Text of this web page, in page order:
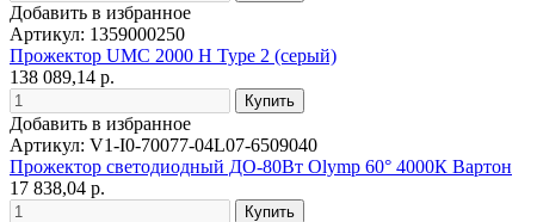
Добавить в избранное
Артикул: 1359000250
Прожектор UMC 2000 H Type 2 (серый)
138 089,14 р.
Добавить в избранное
Артикул: V1-I0-70077-04L07-6509040
Прожектор светодиодный ДО-80Вт Olymp 60° 4000К Вартон
17 838,04 р.